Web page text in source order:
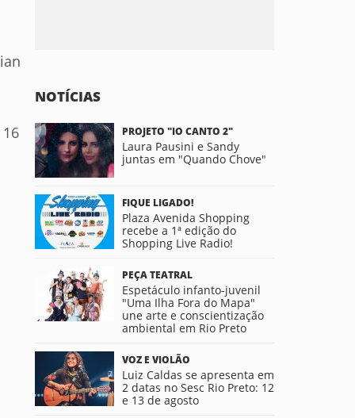
NOTÍCIAS
PROJETO "IO CANTO 2"
Laura Pausini e Sandy
juntas em "Quando Chove"
FIQUE LIGADO!
Plaza Avenida Shopping
recebe a 1ª edição do
Shopping Live Radio!
PEÇA TEATRAL
Espetáculo infanto-juvenil
"Uma Ilha Fora do Mapa"
une arte e conscientização
ambiental em Rio Preto
VOZ E VIOLÃO
Luiz Caldas se apresenta em
2 datas no Sesc Rio Preto: 12
e 13 de agosto